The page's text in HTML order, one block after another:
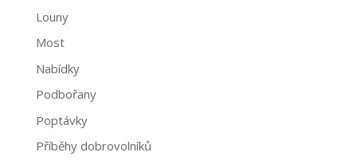
Louny
Most
Nabídky
Podbořany
Poptávky
Příběhy dobrovolníků